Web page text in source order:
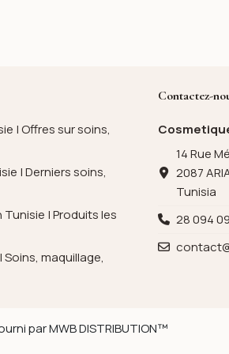
| Offres sur soins,
| Derniers soins,
| Produits les
maquillage,
Contactez-
14 Rue
2087
Tunisia
28 094
par MWB DISTRIBUTION™